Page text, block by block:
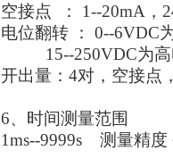
空接点 ： 1--20mA，
电位翻转 ： 0--6VDC
15--250VDC为高
开出量：4对，空接点
6、时间测量范围
1ms--9999s 测量精度